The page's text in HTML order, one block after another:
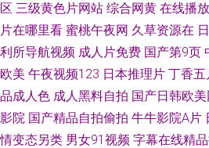
区 三级黄色片网站 综合网黄 在线播
片在哪里看 蜜桃午夜网 久草资源在
利所导航视频 成人片免费 国产第9页
欧美 午夜视频123 日本推理片 丁香五
品成人色 成人黑料自拍 国产日韩欧
影院 国产精品自拍偷拍 牛牛影院A片
情变态另类 男女91视频 字幕在线精